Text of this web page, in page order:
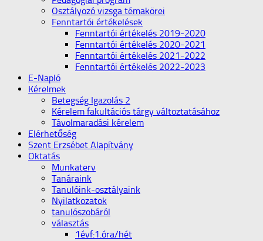
Osztályozó vizsga témakörei
Fenntartói értékelések
Fenntartói értékelés 2019-2020
Fenntartói értékelés 2020-2021
Fenntartói értékelés 2021-2022
Fenntartói értékelés 2022-2023
E-Napló
Kérelmek
Betegség Igazolás 2
Kérelem fakultációs tárgy változtatásához
Távolmaradási kérelem
Elérhetőség
Szent Erzsébet Alapítvány
Oktatás
Munkaterv
Tanáraink
Tanulóink-osztályaink
Nyilatkozatok
tanulószobáról
választás
1évf:1.óra/hét